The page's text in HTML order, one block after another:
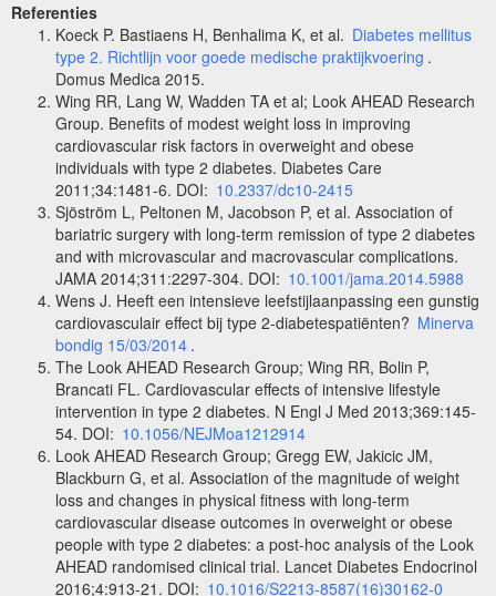
Referenties
Koeck P. Bastiaens H, Benhalima K, et al. Diabetes mellitus
type 2. Richtlijn voor goede medische praktijkvoering .
Domus Medica 2015.
Wing RR, Lang W, Wadden TA et al; Look AHEAD Research
Group. Benefits of modest weight loss in improving
cardiovascular risk factors in overweight and obese
individuals with type 2 diabetes. Diabetes Care
2011;34:1481-6. DOI: 10.2337/dc10-2415
Sjöström L, Peltonen M, Jacobson P, et al. Association of
bariatric surgery with long-term remission of type 2 diabetes
and with microvascular and macrovascular complications.
JAMA 2014;311:2297-304. DOI: 10.1001/jama.2014.5988
Wens J. Heeft een intensieve leefstijlaanpassing een gunstig
cardiovasculair effect bij type 2-diabetespatiënten? Minerva
bondig 15/03/2014 .
The Look AHEAD Research Group; Wing RR, Bolin P,
Brancati FL. Cardiovascular effects of intensive lifestyle
intervention in type 2 diabetes. N Engl J Med 2013;369:145-
54. DOI: 10.1056/NEJMoa1212914
Look AHEAD Research Group; Gregg EW, Jakicic JM,
Blackburn G, et al. Association of the magnitude of weight
loss and changes in physical fitness with long-term
cardiovascular disease outcomes in overweight or obese
people with type 2 diabetes: a post-hoc analysis of the Look
AHEAD randomised clinical trial. Lancet Diabetes Endocrinol
2016;4:913-21. DOI: 10.1016/S2213-8587(16)30162-0